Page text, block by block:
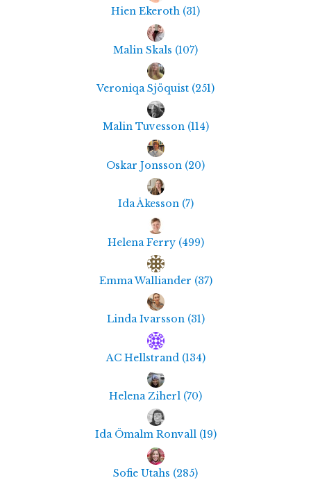
Hien Ekeroth (31)
Malin Skals (107)
Veroniqa Sjöquist (251)
Malin Tuvesson (114)
Oskar Jonsson (20)
Ida Åkesson (7)
Helena Ferry (499)
Emma Walliander (37)
Linda Ivarsson (31)
AC Hellstrand (134)
Helena Ziherl (70)
Ida Ömalm Ronvall (19)
Sofie Utahs (285)